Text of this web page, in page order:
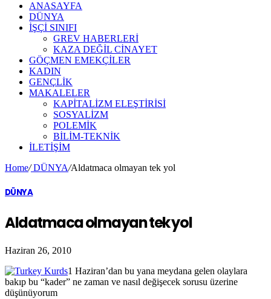
ANASAYFA
DÜNYA
İŞÇİ SINIFI
GREV HABERLERİ
KAZA DEĞİL CİNAYET
GÖÇMEN EMEKÇİLER
KADIN
GENÇLİK
MAKALELER
KAPİTALİZM ELEŞTİRİSİ
SOSYALİZM
POLEMİK
BİLİM-TEKNİK
ILETIŞIM
Home/DÜNYA/Aldatmaca olmayan tek yol
DÜNYA
Aldatmaca olmayan tek yol
Haziran 26, 2010
1 Haziran’dan bu yana meydana gelen olaylara
bakıp bu “kader” ne zaman ve nasıl değişecek sorusu üzerine
düşünüyorum